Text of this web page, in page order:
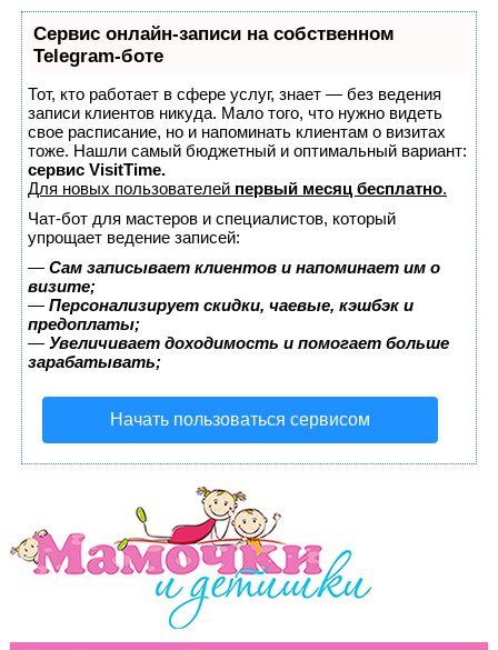
Сервис онлайн-записи на собственном
Telegram-боте
Тот, кто работает в сфере услуг, знает — без ведения
записи клиентов никуда. Мало того, что нужно видеть
свое расписание, но и напоминать клиентам о визитах
тоже. Нашли самый бюджетный и оптимальный вариант:
сервис VisitTime.
Для новых пользователей первый месяц бесплатно.
Чат-бот для мастеров и специалистов, который
упрощает ведение записей:
— Сам записывает клиентов и напоминает им о
визите;
— Персонализирует скидки, чаевые, кэшбэк и
предоплаты;
— Увеличивает доходимость и помогает больше
зарабатывать;
Начать пользоваться сервисом